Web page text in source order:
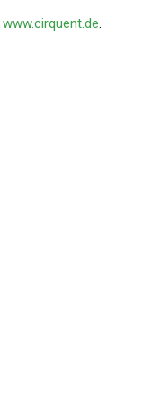
www.cirquent.de.